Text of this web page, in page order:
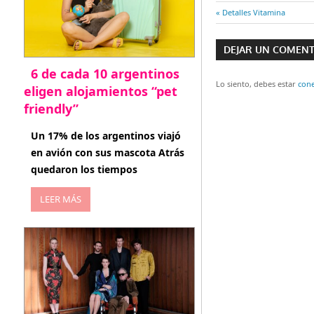
de
entradas
Entrada
anterior:
Detalles Vitamina
DEJAR UN
Lo siento, debes estar
6 de cada 10 argentinos
eligen alojamientos “pet
friendly”
abril 27, 2026
Un 17% de los argentinos viajó
en avión con sus mascota Atrás
quedaron los tiempos
LEER MÁS